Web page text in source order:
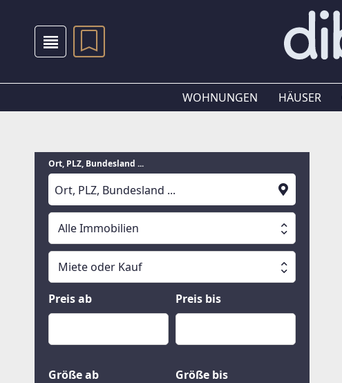
WOHNUNGEN HÄUSER
Ort, PLZ, Bundesland ...
Suche läuft
Alle Immobilien
Alle Immobilien
Häuser
Grund und Boden
Miete oder Kauf
Miete oder Kauf
Kauf
Preis ab Preis bis
Größe ab Größe bis